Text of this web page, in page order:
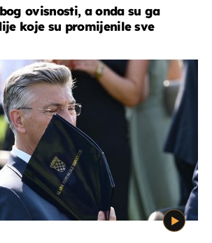
ovisnosti, a onda su ga
koje su promijenile sve